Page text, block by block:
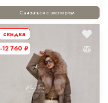
Связаться с экспертом
скидка
-12 760 ₽